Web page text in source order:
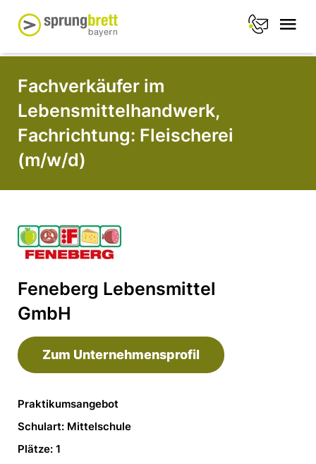
Fachverkäufer im
Lebensmittelhandwerk,
Fachrichtung: Fleischerei
(m/w/d)
Feneberg Lebensmittel
GmbH
Zum Unternehmensprofil
Praktikumsangebot
Schulart: Mittelschule
Plätze: 1